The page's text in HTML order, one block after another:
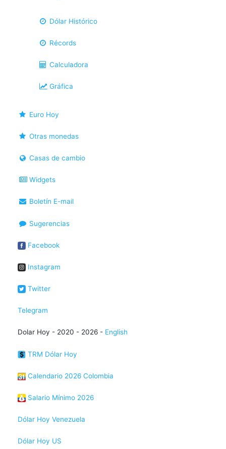
Dólar Histórico
Récords
Calculadora
Gráfica
Euro Hoy
Otras monedas
Casas de cambio
Widgets
Boletín E-mail
Sugerencias
Facebook
Instagram
Twitter
Telegram
Dolar Hoy - 2020 - 2026 - English
TRM Dólar Hoy
Calendario 2026 Colombia
Salario Mínimo 2026
Dólar Hoy Venezuela
Dólar Hoy US